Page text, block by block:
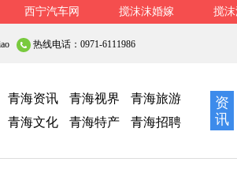
西宁汽车网 搅沫沫婚嫁 搅
热线电话：0971-6111986
青海资讯 青海视界
青海旅游
青海文化
青海特产 青海招聘
资
讯